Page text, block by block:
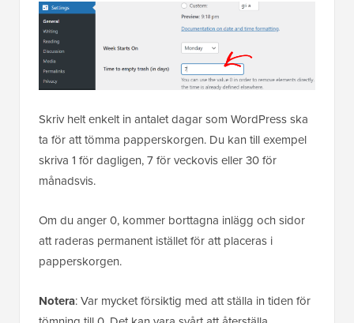
Skriv helt enkelt in antalet dagar som WordPress ska
ta för att tömma papperskorgen. Du kan till exempel
skriva 1 för dagligen, 7 för veckovis eller 30 för
månadsvis.
Om du anger 0, kommer borttagna inlägg och sidor
att raderas permanent istället för att placeras i
papperskorgen.
Notera: Var mycket försiktig med att ställa in tiden för